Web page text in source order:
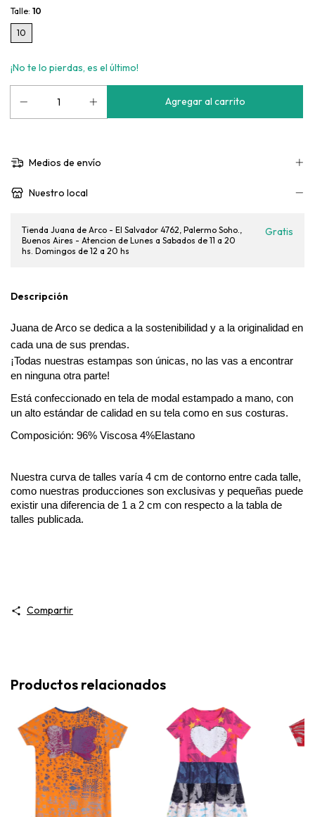
Talle: 10
10
¡No te lo pierdas, es el último!
Medios de envío
Nuestro local
Tienda Juana de Arco - El Salvador 4762, Palermo Soho.,
Buenos Aires - Atencion de Lunes a Sabados de 11 a 20
hs. Domingos de 12 a 20 hs
Gratis
Descripción
Juana de Arco se dedica a la sostenibilidad y a la originalidad en
cada una de sus prendas.
¡Todas nuestras estampas son únicas, no las vas a encontrar
en ninguna otra parte!
Está confeccionado en tela de modal estampado a mano, con
un alto estándar de calidad en su tela como en sus costuras.
Composición: 96% Viscosa 4%Elastano
Nuestra curva de talles varía 4 cm de contorno entre cada talle,
como nuestras producciones son exclusivas y pequeñas puede
existir una diferencia de 1 a 2 cm con respecto a la tabla de
talles publicada.
Compartir
Productos relacionados